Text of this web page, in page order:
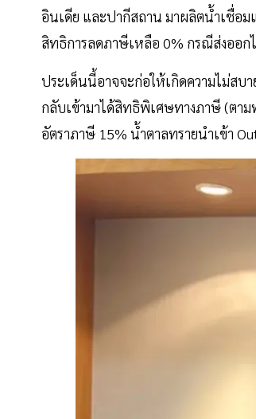
อินเดีย และปากีสถาน มาผลิตนํ้าเชื่อ
สิทธิการลดภาษีเหลือ 0% กรณีส่งออก
ประเด็นนี้อาจจะก่อให้เกิดความไม่สบ
กลับเข้ามาได้สิทธิพิเศษทางภาษี (ตา
อัตราภาษี 15% นํ้าตาลทรายนำเข้า